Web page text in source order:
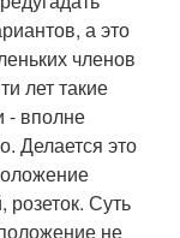
а это
членов
лет такие
- вполне
Делается это
розеток. Суть
не